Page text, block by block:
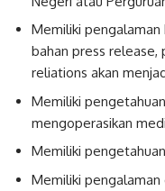
Memiliki
bahan press release,
reliations akan
Memiliki
mengoperasikan
Memiliki
Memiliki